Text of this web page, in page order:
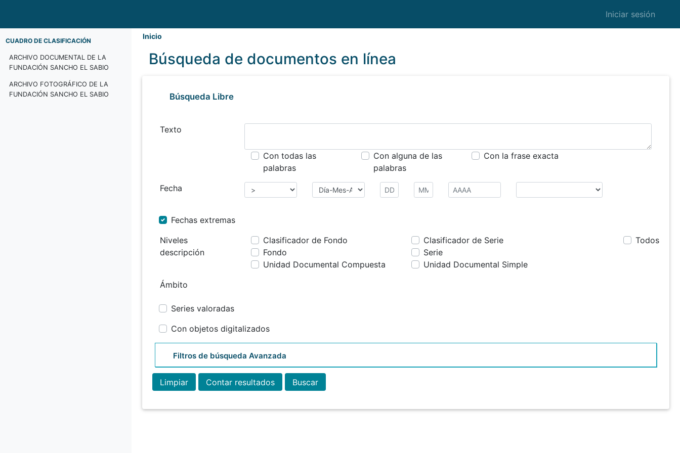
Iniciar sesión
CUADRO DE CLASIFICACIÓN
ARCHIVO DOCUMENTAL DE LA
FUNDACIÓN SANCHO EL SABIO
ARCHIVO FOTOGRÁFICO DE LA
FUNDACIÓN SANCHO EL SABIO
Inicio
Búsqueda de documentos en línea
Búsqueda Libre
Texto
Con todas las
palabras
Con alguna de las
palabras
Con la frase exacta
Fecha
Fechas extremas
Niveles
descripción
Clasificador de Fondo
Clasificador de Serie
Fondo
Serie
Unidad Documental Compuesta
Unidad Documental Simple
Todos
Ámbito
Series valoradas
Con objetos digitalizados
Filtros de búsqueda Avanzada
Limpiar Contar resultados Buscar
Espere por favor...